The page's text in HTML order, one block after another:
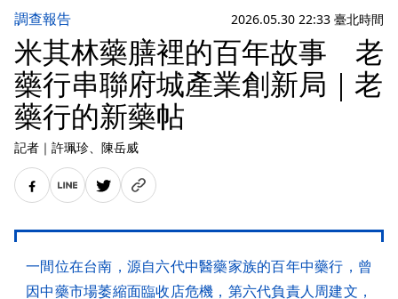
調查報告 2026.05.30 22:33 臺北時間
米其林藥膳裡的百年故事 老
藥行串聯府城產業創新局｜老
藥行的新藥帖
記者 ｜ 許珮珍、陳岳威
一間位在台南，源自六代中醫藥家族的百年中藥行，曾
因中藥市場萎縮面臨收店危機，第六代負責人周建文，